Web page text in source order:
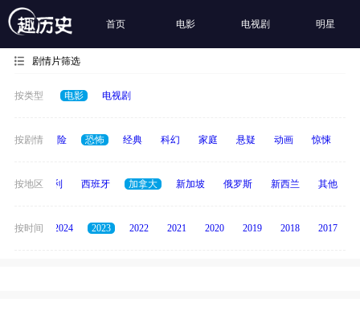
首页 电影 电视剧 明星
剧情片筛选
按类型 电影 电视剧
按剧情
爱情 冒险 恐怖 经典 科幻 家庭 悬疑 动画 惊悚
按地区
度 意大利 西班牙 加拿大 新加坡 俄罗斯 新西兰 其他
按时间
2025 2024 2023 2022 2021 2020 2019 2018 2017